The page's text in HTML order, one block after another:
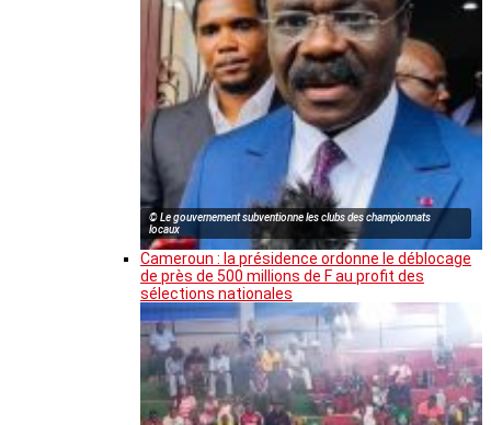
© Le gouvernement subventionne les clubs des championnats
locaux
Cameroun : la présidence ordonne le déblocage
de près de 500 millions de F au profit des
sélections nationales